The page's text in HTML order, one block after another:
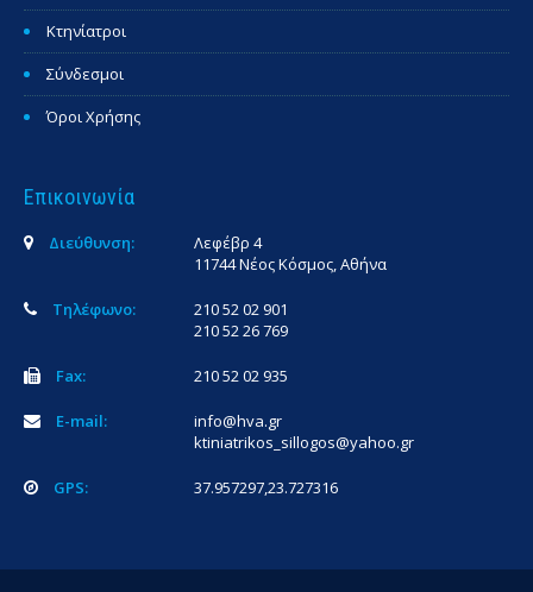
Κτηνίατροι
Σύνδεσμοι
Όροι Χρήσης
Επικοινωνία
Διεύθυνση:
Λεφέβρ 4
11744 Νέος Κόσμος, Αθήνα
Τηλέφωνο:
210 52 02 901
210 52 26 769
Fax: 210 52 02 935
E-mail:
info@hva.gr
ktiniatrikos_sillogos@yahoo.gr
GPS: 37.957297,23.727316